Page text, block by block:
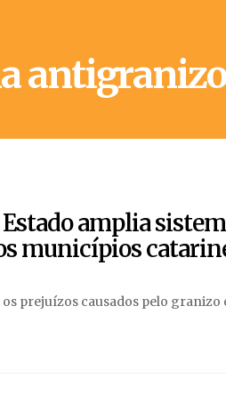
antigranizo
amplia
municípios
prejuízos causados pelo granizo